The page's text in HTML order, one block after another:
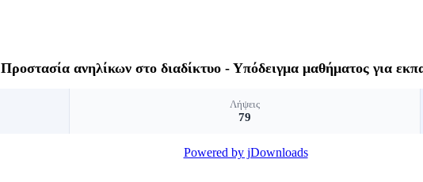
Προστασία ανηλίκων στο διαδίκτυο - Υπόδειγμα μαθήματος για
Λήψεις
79
Powered by jDownloads